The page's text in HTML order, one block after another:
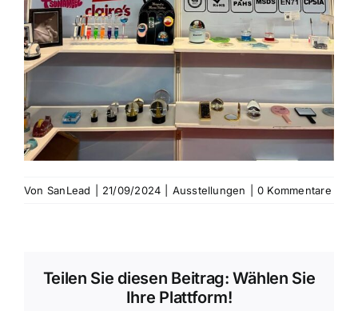
Von SanLead 21/09/2024 Ausstellungen 0 Kommentare
Teilen Sie diesen Beitrag: Wählen Sie
Ihre Plattform!